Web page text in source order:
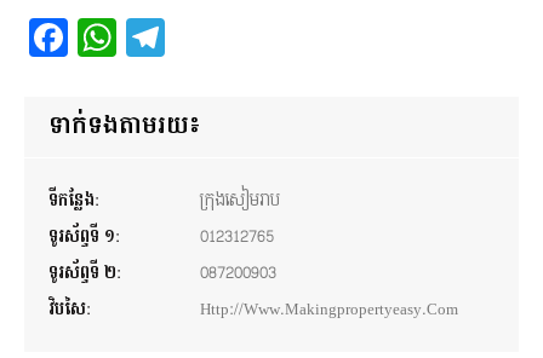
Facebook
WhatsApp
ទាក់ទងតាមរយ៖
ទីកន្លែង:
ក្រុងសៀមរាប
ទូរស័ព្ទទី ១:
012312765
ទូរស័ព្ទទី ២:
087200903
វិបសៃ:
Http://www.makingpropertyeasy.com